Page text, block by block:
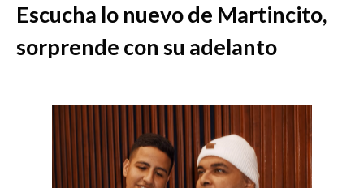
Escucha lo nuevo de Martincito,
sorprende con su adelanto